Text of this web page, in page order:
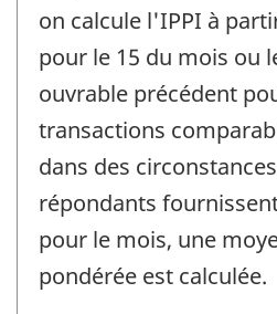
on calcule l'IPPI à
pour le 15 du mois ou
ouvrable précédent
transactions
dans des
répondants
pour le mois, une
pondérée est calculée.